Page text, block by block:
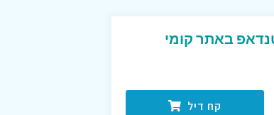
באתר קומי
קח דיל